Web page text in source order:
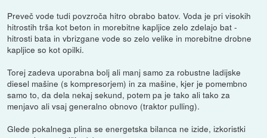
Preveč vode tudi povzroča hitro obrabo batov. Voda je pri visokih
hitrostih trša kot beton in morebitne kapljice zelo zdelajo bat -
hitrosti bata in vbrizgane vode so zelo velike in morebitne drobne
kapljice so kot opilki.
Torej zadeva uporabna bolj ali manj samo za robustne ladijske
diesel mašine (s kompresorjem) in za mašine, kjer je pomembno
samo to, da dela nekaj sekund, potem pa je tako ali tako za
menjavo ali vsaj generalno obnovo (traktor pulling).
Glede pokalnega plina se energetska bilanca ne izide, izkoristki